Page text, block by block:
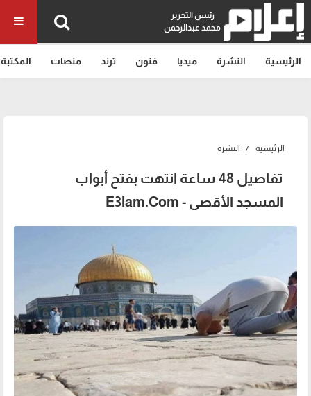
رئيس التحرير
محمد عبدالرحمن
الرئيسية النشرة ميديا فنون ترند منصات المكتبة
الرئيسية النشرة
تفاصيل 48 ساعة انتهت بفتح أبواب
المسجد الأقصى - E3lam.Com